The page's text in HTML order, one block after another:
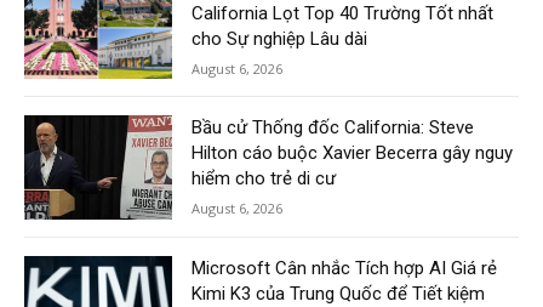
California Lọt Top 40 Trường Tốt nhất
cho Sự nghiệp Lâu dài
August 6, 2026
Bầu cử Thống đốc California: Steve
Hilton cáo buộc Xavier Becerra gây nguy
hiểm cho trẻ di cư
August 6, 2026
Microsoft Cân nhắc Tích hợp AI Giá rẻ
Kimi K3 của Trung Quốc để Tiết kiệm